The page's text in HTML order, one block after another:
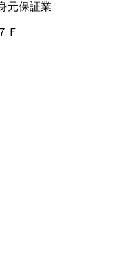
元保証業
Ｆ